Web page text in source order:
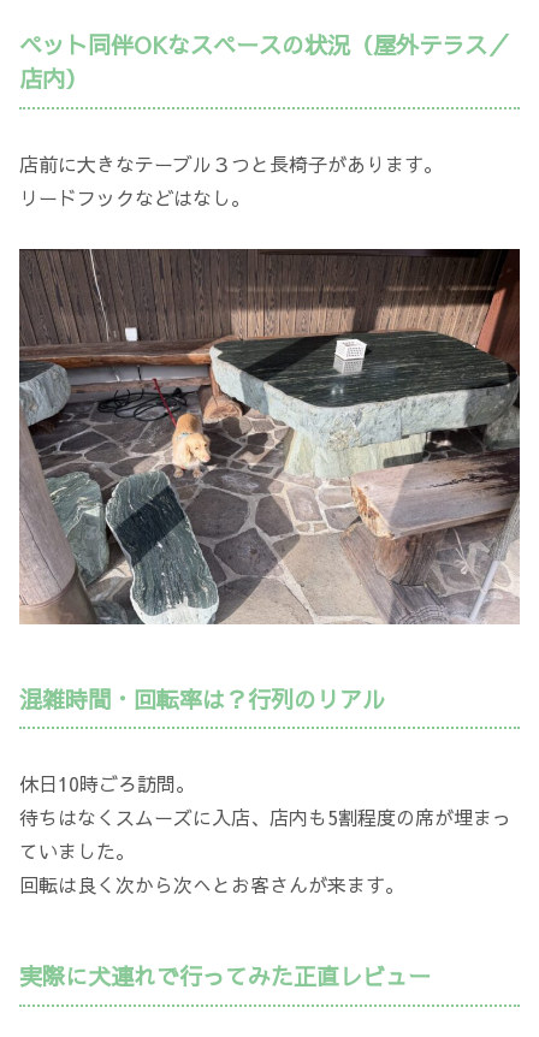
ペット同伴OKなスペースの状況（屋外テラス／
店内）
店前に大きなテーブル３つと長椅子があります。
リードフックなどはなし。
混雑時間・回転率は？行列のリアル
休日10時ごろ訪問。
待ちはなくスムーズに入店、店内も5割程度の席が埋まっ
ていました。
回転は良く次から次へとお客さんが来ます。
実際に犬連れで行ってみた正直レビュー